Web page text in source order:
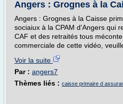
Angers : Grognes à la
Angers : Grognes à la Caisse
sociaiux à la CPAM d'Angers qui
CAF et des retraités tous
commerciale de cette vidéo,
Voir la suite
Par : angers7
Thèmes liés : caisse primaire d